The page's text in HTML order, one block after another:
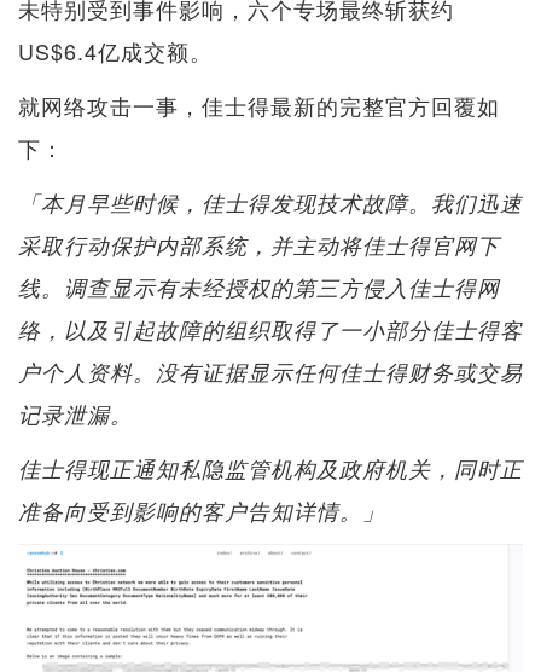
未特别受到事件影响，六个专场最终斩获约
US$6.4亿成交额。
就网络攻击一事，佳士得最新的完整官方回覆如
下：
「本月早些时候，佳士得发现技术故障。我们迅速
采取行动保护内部系统，并主动将佳士得官网下
线。调查显示有未经授权的第三方侵入佳士得网
络，以及引起故障的组织取得了一小部分佳士得客
户个人资料。没有证据显示任何佳士得财务或交易
记录泄漏。
佳士得现正通知私隐监管机构及政府机关，同时正
准备向受到影响的客户告知详情。」